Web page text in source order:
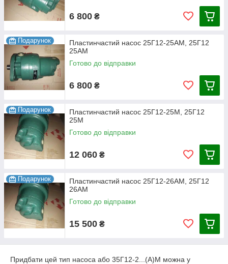
6 800 ₴
Подарунок
Пластинчастий насос 25Г12-25АМ, 25Г12
25АМ
Готово до відправки
6 800 ₴
Подарунок
Пластинчастий насос 25Г12-25М, 25Г12
25М
Готово до відправки
12 060 ₴
Подарунок
Пластинчастий насос 25Г12-26АМ, 25Г12
26АМ
Готово до відправки
15 500 ₴
Придбати цей тип насоса або 35Г12-2...(А)М можна у